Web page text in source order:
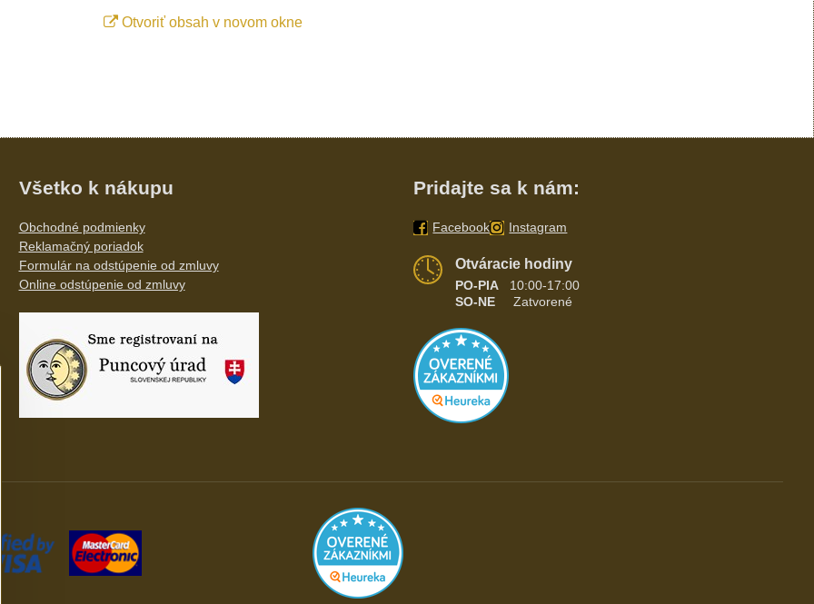
Otvoriť obsah v novom okne
Všetko k nákupu
Obchodné podmienky
Reklamačný poriadok
Formulár na odstúpenie od zmluvy
Online odstúpenie od zmluvy
Pridajte sa k nám:
Facebook Instagram
Otváracie hodiny
PO-PIA
10:00-17:00
SO-NE Zatvorené